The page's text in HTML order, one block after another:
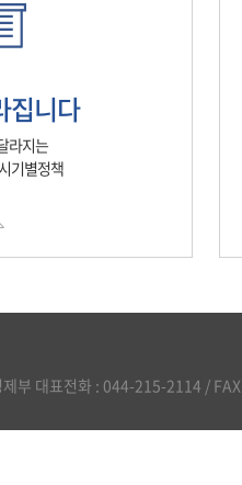
집니다
라지는
기별정책
부 대표전화 : 044-215-2114 /